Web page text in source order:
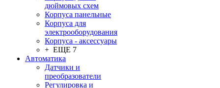
дюймовых схем
Корпуса панельные
Корпуса для
электрооборудования
Корпуса - аксессуары
+ ЕЩЕ 7
Автоматика
Датчики и
преобразователи
Регулировка и